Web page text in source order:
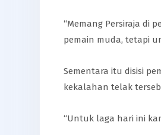
“Memang Persiraja di
pemain muda, tetapi
Sementara itu disisi
kekalahan telak
“Untuk laga hari ini